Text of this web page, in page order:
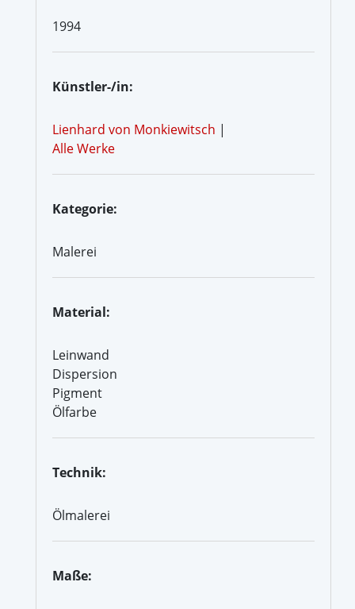
1994
Künstler-/in:
Lienhard von Monkiewitsch |
Alle Werke
Kategorie:
Malerei
Material:
Leinwand
Dispersion
Pigment
Ölfarbe
Technik:
Ölmalerei
Maße: